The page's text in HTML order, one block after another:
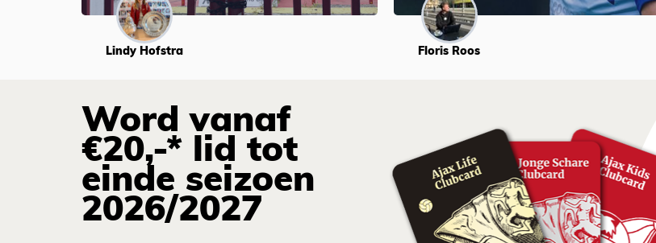
Lindy Hofstra Floris Roos
Word vanaf
€20,-* lid tot
einde seizoen
2026/2027